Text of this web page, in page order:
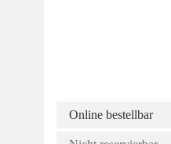
Online bestellbar